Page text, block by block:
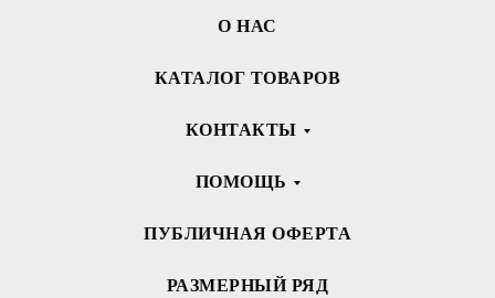
О НАС
КАТАЛОГ ТОВАРОВ
КОНТАКТЫ
ПОМОЩЬ
ПУБЛИЧНАЯ ОФЕРТА
РАЗМЕРНЫЙ РЯД